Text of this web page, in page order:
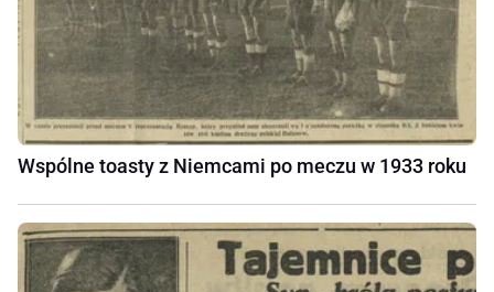
Wspólne toasty z Niemcami po meczu w 1933 roku